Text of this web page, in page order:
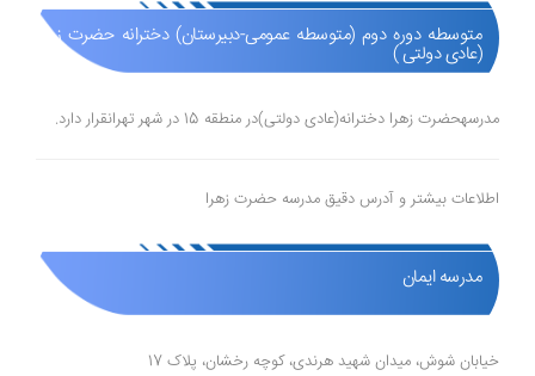
متوسطه دوره دوم (متوسطه عمومی-دبیرستان) دخترانه حضرت زهرا
(عادی دولتی )
مدرسهحضرت زهرا دخترانه(عادی دولتی)در منطقه 15 در شهر تهرانقرار دارد.
اطلاعات بیشتر و آدرس دقیق مدرسه حضرت زهرا
مدرسه ایمان
خیابان شوش، میدان شهید هرندی، کوچه رخشان، پلاک 17